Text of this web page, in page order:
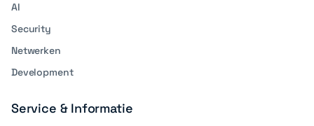
AI
Security
Netwerken
Development
Service & Informatie